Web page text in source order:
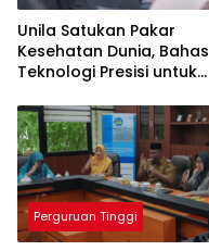
Unila Satukan Pakar
Kesehatan Dunia, Bahas
Teknologi Presisi untuk
Medis
Perguruan Tinggi